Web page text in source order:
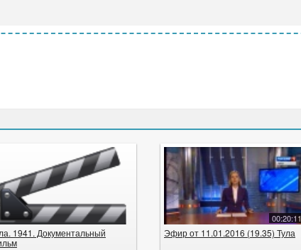
1941. Документальный
00:20:11
Эфир от 11.01.2016 (19.35) Тула